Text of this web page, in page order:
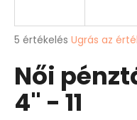
A
átlagos
értékelése
5-
ből
5 értékelés Ugrás az
Női
4" - 11
A
á
n
l